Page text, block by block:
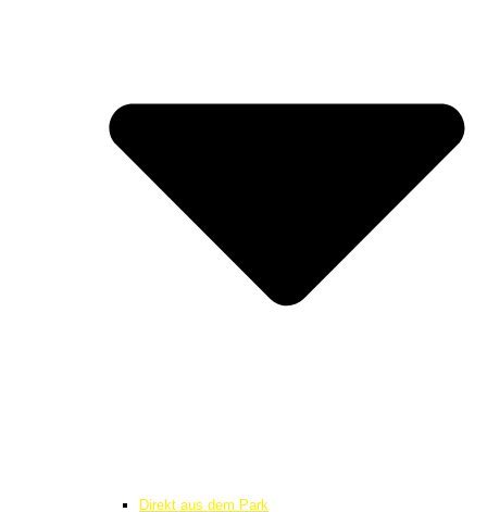
Direkt aus dem Park